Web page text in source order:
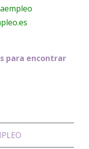
para encontrar